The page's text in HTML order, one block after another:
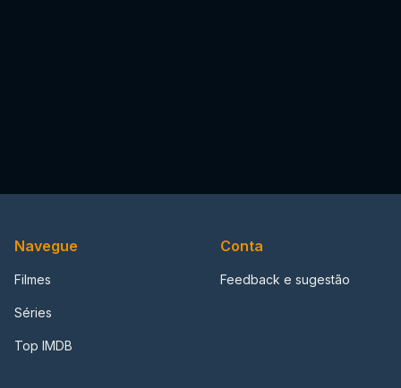
Navegue
Filmes
Séries
Top IMDB
Conta
Feedback e sugestão